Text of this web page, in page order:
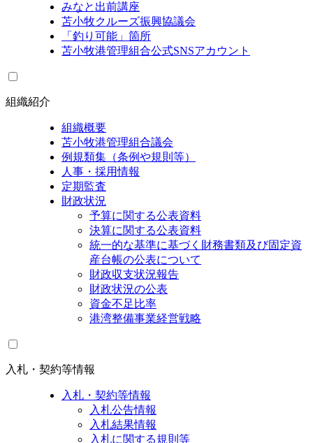
みなと出前講座
苫小牧クルーズ振興協議会
「釣り可能」箇所
苫小牧港管理組合公式SNSアカウント
組織紹介
組織概要
苫小牧港管理組合議会
例規類集（条例や規則等）
人事・採用情報
定期監査
財政状況
予算に関する公表資料
決算に関する公表資料
統一的な基準に基づく財務書類及び固定資
産台帳の公表について
財政収支状況報告
財政状況の公表
資金不足比率
港湾整備事業経営戦略
入札・契約等情報
入札・契約等情報
入札公告情報
入札結果情報
入札に関する規則等